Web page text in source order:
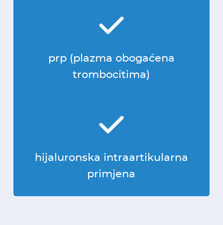
prp (plazma obogaćena
trombocitima)
hijaluronska intraartikularna
primjena